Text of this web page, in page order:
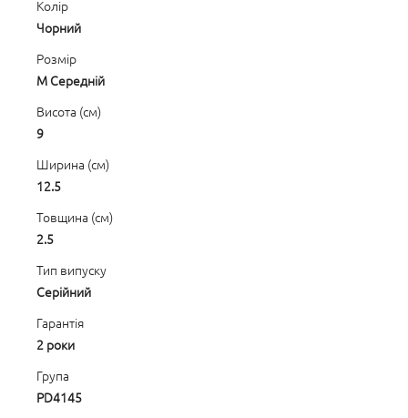
Колір
Чорний
Розмір
M Середній
Висота (см)
9
Ширина (см)
12.5
Товщина (см)
2.5
Тип випуску
Серійний
Гарантія
2 роки
Група
PD4145